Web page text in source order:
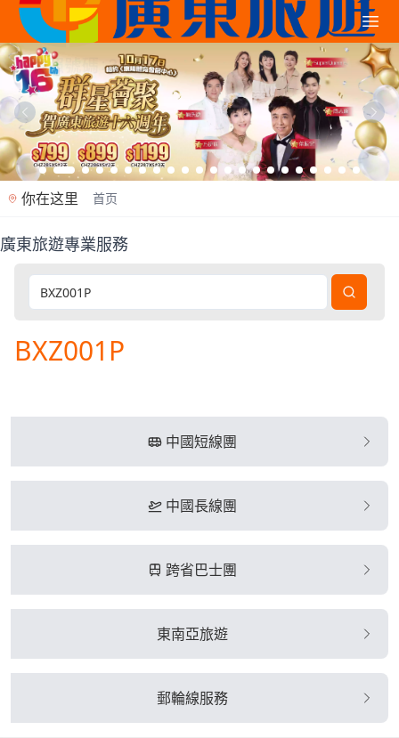
你在这里 首页
廣東旅遊專業服務
廣東旅遊是香港專業旅行社（牌照353362），2012年重塑品
BXZ001P
中國短線團
中國長線團
跨省巴士團
東南亞旅遊
郵輪線服務